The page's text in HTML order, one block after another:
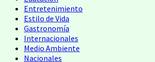
Entretenimiento
Estilo de Vida
Gastronomía
Internacionales
Medio Ambiente
Nacionales